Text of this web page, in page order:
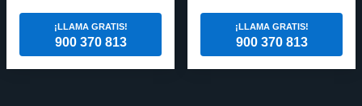
¡LLAMA GRATIS!
900 370 813
¡LLAMA GRATIS!
900 370 813